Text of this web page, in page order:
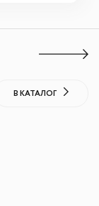
В КАТАЛОГ